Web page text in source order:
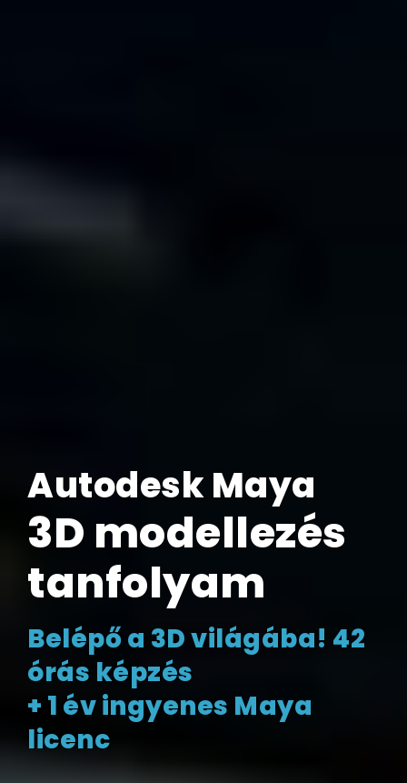
Autodesk Maya
3D modellezés
tanfolyam
Belépő a 3D világába! 42
órás képzés
+ 1 év ingyenes Maya
licenc